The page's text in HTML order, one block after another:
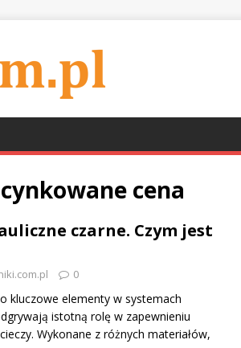
cena
czarne. Czym jest
0
kluczowe elementy w systemach
istotną rolę w zapewnieniu
Wykonane z różnych materiałów,